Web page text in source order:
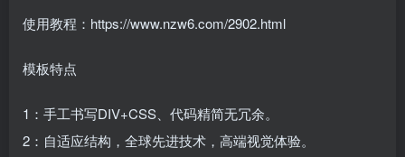
使用教程：https://www.nzw6.com/2902.html
模板特点
1：手工书写DIV+CSS、代码精简无冗余。
2：自适应结构，全球先进技术，高端视觉体验。